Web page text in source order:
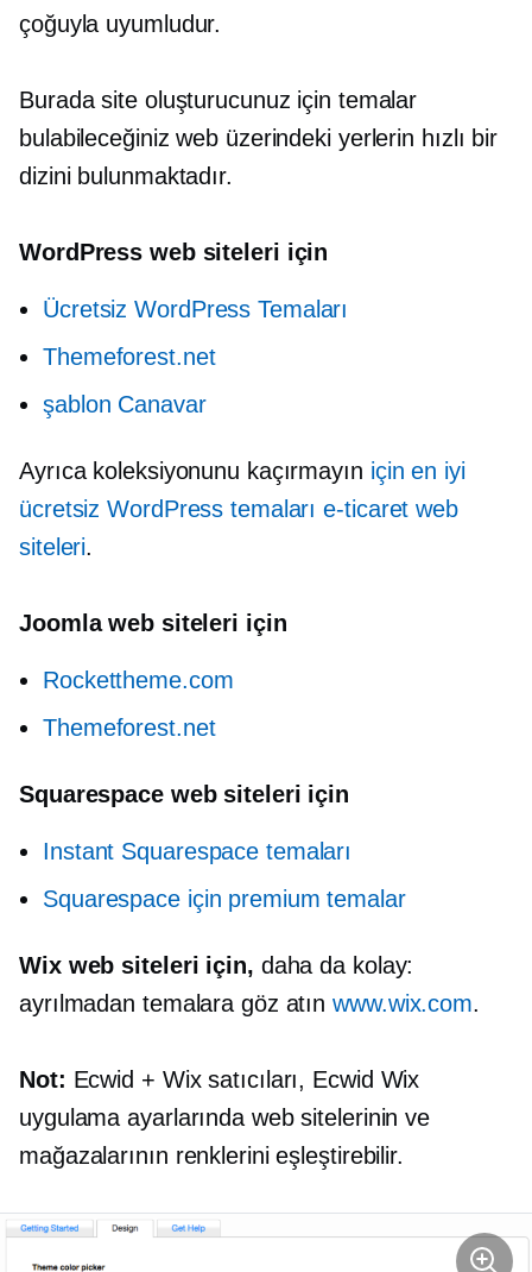
çoğuyla uyumludur.
Burada site oluşturucunuz için temalar
bulabileceğiniz web üzerindeki yerlerin hızlı bir
dizini bulunmaktadır.
WordPress web siteleri için
Ücretsiz WordPress Temaları
Themeforest.net
şablon Canavar
Ayrıca koleksiyonunu kaçırmayın için en iyi
ücretsiz WordPress temalarıe-ticaret web
siteleri.
Joomla web siteleri için
Rockettheme.com
Themeforest.net
Squarespace web siteleri için
Instant Squarespace temaları
Squarespace için premium temalar
Wix web siteleri için, daha da kolay:
ayrılmadan temalara göz atınwww.wix.com.
Not: Ecwid + Wix satıcıları, Ecwid Wix
uygulama ayarlarında web sitelerinin ve
mağazalarının renklerini eşleştirebilir.